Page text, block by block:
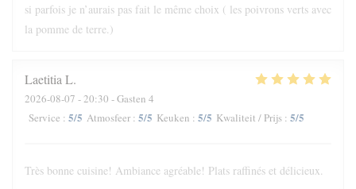
si parfois je n’aurais pas fait le même choix ( les poivrons verts avec
la pomme de terre.)
Laetitia L
2026-08-07 - 20:30 - Gasten 4
Service : 5/5 Atmosfeer : 5/5 Keuken : 5/5 Kwaliteit / Prijs : 5/5
Très bonne cuisine! Ambiance agréable! Plats raffinés et délicieux.